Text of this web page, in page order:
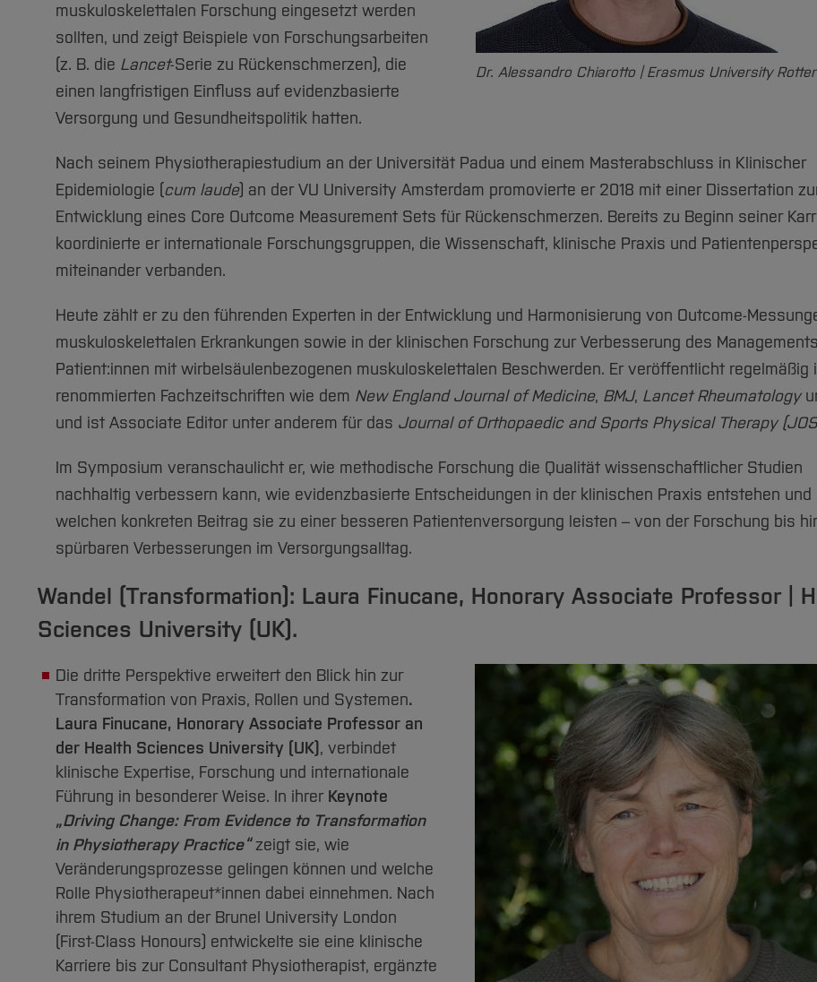
Dr. Alessandro Chiarotto | Erasmus University
muskuloskelettalen Forschung eingesetzt werden
sollten, und zeigt Beispiele von Forschungsarbeiten
(z. B. die Lancet-Serie zu Rückenschmerzen), die
einen langfristigen Einfluss auf evidenzbasierte
Versorgung und Gesundheitspolitik hatten.
Nach seinem Physiotherapiestudium an der Universität Padua und einem Masterabschluss in Klinischer
Epidemiologie (cum laude) an der VU University Amsterdam promovierte er 2018 mit einer Dissertation
Entwicklung eines Core Outcome Measurement Sets für Rückenschmerzen. Bereits zu Beginn seiner
koordinierte er internationale Forschungsgruppen, die Wissenschaft, klinische Praxis und
miteinander verbanden.
Heute zählt er zu den führenden Experten in der Entwicklung und Harmonisierung von Outcome-
muskuloskelettalen Erkrankungen sowie in der klinischen Forschung zur Verbesserung des
Patient:innen mit wirbelsäulenbezogenen muskuloskelettalen Beschwerden. Er veröffentlicht regelmäßig
renommierten Fachzeitschriften wie dem New England Journal of Medicine, BMJ, Lancet Rheumatology
und ist Associate Editor unter anderem für das Journal of Orthopaedic and Sports Physical Therapy
Im Symposium veranschaulicht er, wie methodische Forschung die Qualität wissenschaftlicher Studien
nachhaltig verbessern kann, wie evidenzbasierte Entscheidungen in der klinischen Praxis entstehen und
welchen konkreten Beitrag sie zu einer besseren Patientenversorgung leisten – von der Forschung bis
spürbaren Verbesserungen im Versorgungsalltag.
Wandel (Transformation): Laura Finucane, Honorary Associate Professor |
Sciences University (UK).
Die dritte Perspektive erweitert den Blick hin zur
Transformation von Praxis, Rollen und Systemen.
Laura Finucane, Honorary Associate Professor an
der Health Sciences University (UK), verbindet
klinische Expertise, Forschung und internationale
Führung in besonderer Weise. In ihrerKeynote
„Driving Change: From Evidence to Transformation
in Physiotherapy Practice“zeigt sie, wie
Veränderungsprozesse gelingen können und welche
Rolle Physiotherapeut*innen dabei einnehmen. Nach
ihrem Studium an der Brunel University London
(First-Class Honours) entwickelte sie eine klinische
Karriere bis zur Consultant Physiotherapist, ergänzte